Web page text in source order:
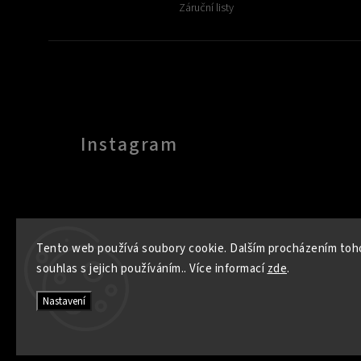
Tento web používá soubory cookie. Dalším procházením
souhlas s jejich používáním.. Více informacízde.
Nastavení
Záruční listy
Instagram